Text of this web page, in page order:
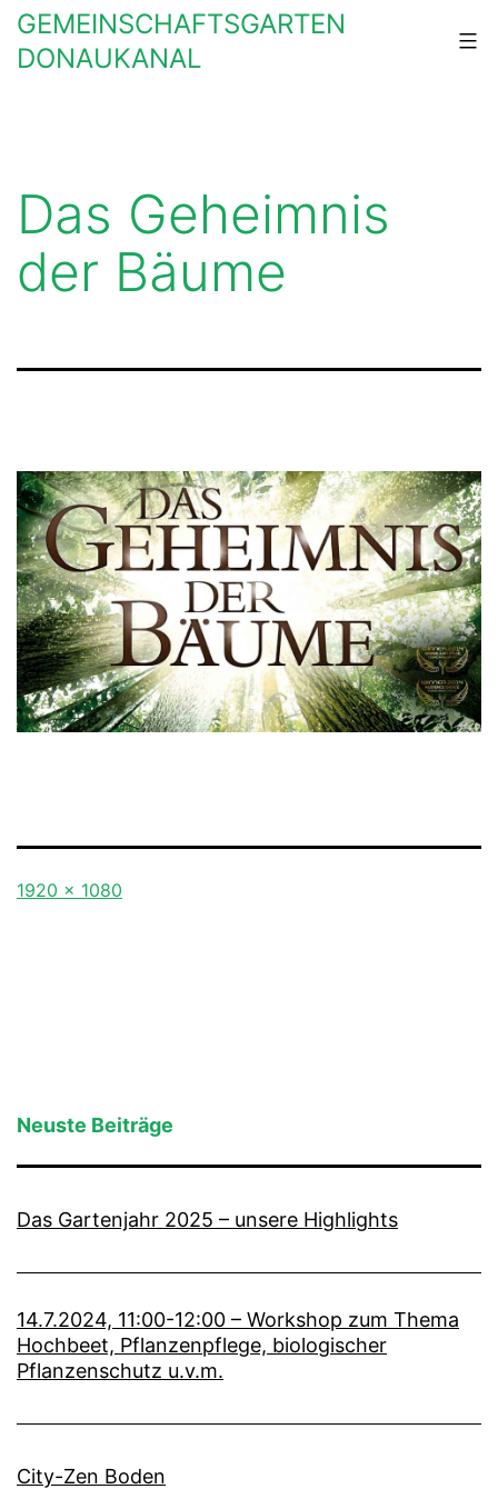
Zum
Inhalt
GEMEINSCHAFTSGARTEN
DONAUKANAL
Das Geheimnis
der Bäume
Originalgröße
1920 × 1080
Neuste Beiträge
Das Gartenjahr 2025 – unsere Highlights
14.7.2024, 11:00-12:00 – Workshop zum Thema
Hochbeet, Pflanzenpflege, biologischer
Pflanzenschutz u.v.m.
City-Zen Boden